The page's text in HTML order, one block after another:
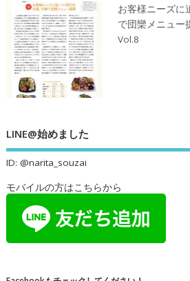
お客様ニーズに
で団欒メニュー
Vol.8
LINE@始めました
ID: @narita_souzai
モバイルの方はこちらから